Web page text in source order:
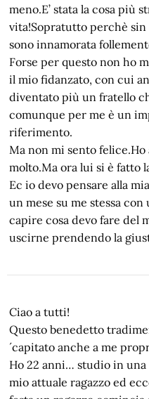
meno.E’ stata la cosa più
vita!Sopratutto perchè sin
sono innamorata
Forse per questo non ho
il mio fidanzato, con cui
diventato più un fratello
comunque per me è un
riferimento.
Ma non mi sento felice.Ho
molto.Ma ora lui si è fatto
Ec io devo pensare alla
un mese su me stessa
capire cosa devo fare del
uscirne prendendo la
Ciao a tutti!
Questo benedetto
´capitato anche a me
Ho 22 anni… studio in una
mio attuale ragazzo ed